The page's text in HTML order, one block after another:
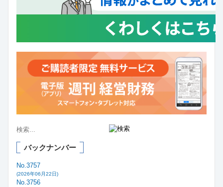
バックナンバー
No.3757
(2026年06月22日)
No.3756